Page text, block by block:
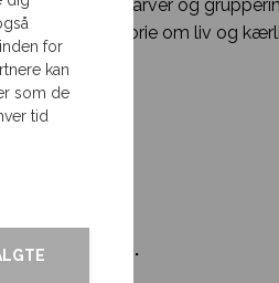
for
kan
som de
tid
af farver og
rørende historie om liv og
før levering.